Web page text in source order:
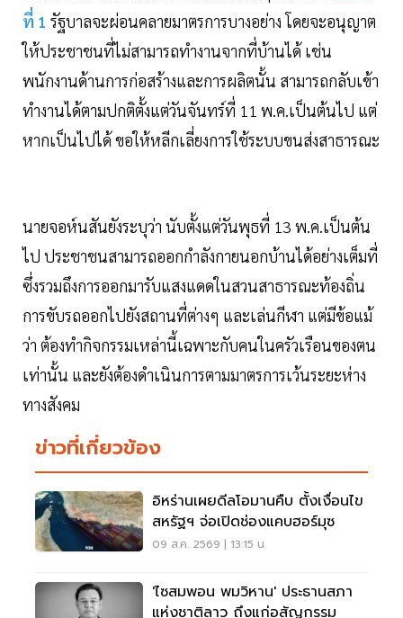
ที่ 1 รัฐบาลจะผ่อนคลายมาตรการบางอย่าง โดยจะอนุญาต
ให้ประชาชนที่ไม่สามารถทำงานจากที่บ้านได้ เช่น
พนักงานด้านการก่อสร้างและการผลิตนั้น สามารถกลับเข้า
ทำงานได้ตามปกติตั้งแต่วันจันทร์ที่ 11 พ.ค.เป็นต้นไป แต่
หากเป็นไปได้ ขอให้หลีกเลี่ยงการใช้ระบบขนส่งสาธารณะ
นายจอห์นสันยังระบุว่า นับตั้งแต่วันพุธที่ 13 พ.ค.เป็นต้น
ไป ประชาชนสามารถออกกำลังกายนอกบ้านได้อย่างเต็มที่
ซึ่งรวมถึงการออกมารับแสงแดดในสวนสาธารณะท้องถิ่น
การขับรถออกไปยังสถานที่ต่างๆ และเล่นกีฬา แต่มีข้อแม้
ว่า ต้องทำกิจกรรมเหล่านี้เฉพาะกับคนในครัวเรือนของตน
เท่านั้น และยังต้องดำเนินการตามมาตรการเว้นระยะห่าง
ทางสังคม
ข่าวที่เกี่ยวข้อง
อิหร่านเผยดีลโอมานคืบ ตั้งเงื่อนไข
สหรัฐฯ จ่อเปิดช่องแคบฮอร์มุซ
09 ส.ค. 2569 | 13:15 น.
'ไซสมพอน พมวิหาน' ประธานสภา
แห่งชาติลาว ถึงแก่อสัญกรรม